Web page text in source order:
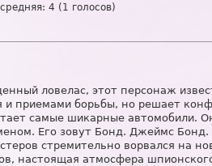
4 ( 1 голосов)
ловелас, этот персонаж
приемами борьбы, но решает
самые шикарные автомобили.
Его зовут Бонд. Джеймс Бонд.
стремительно ворвался на
настоящая атмосфера